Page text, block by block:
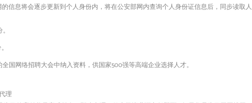
的信息将会逐步更新到个人身份内，将在公安部网内查询个人身份证信息后，同步读取人
全国网络招聘大会中纳入资料，供国家500强等高端企业选择人才。
理